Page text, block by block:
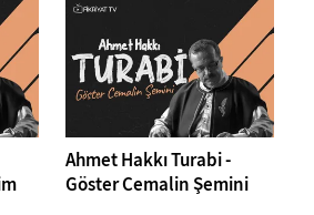
Ahmet Hakkı Turabi -
Göster Cemalin Şemini